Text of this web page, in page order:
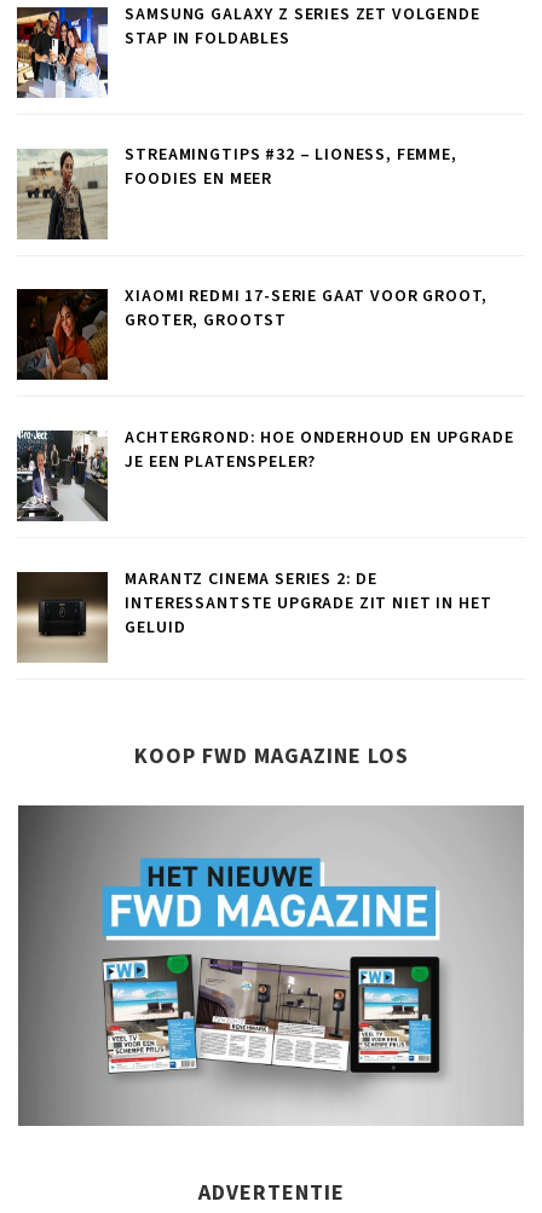
SAMSUNG GALAXY Z SERIES ZET VOLGENDE
STAP IN FOLDABLES
STREAMINGTIPS #32 – LIONESS, FEMME,
FOODIES EN MEER
XIAOMI REDMI 17-SERIE GAAT VOOR GROOT,
GROTER, GROOTST
ACHTERGROND: HOE ONDERHOUD EN UPGRADE
JE EEN PLATENSPELER?
MARANTZ CINEMA SERIES 2: DE
INTERESSANTSTE UPGRADE ZIT NIET IN HET
GELUID
KOOP FWD MAGAZINE LOS
ADVERTENTIE